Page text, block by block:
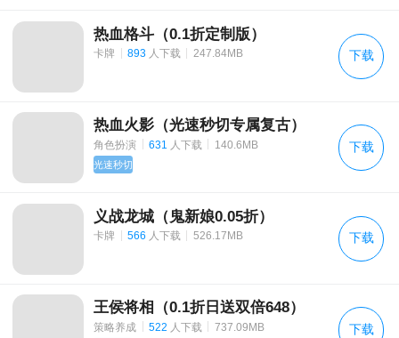
热血格斗（0.1折定制版）
卡牌 | 893 人下载 | 247.84MB 下载
热血火影（光速秒切专属复古）
角色扮演 631 人下载 140.6MB
光速秒切
下载
义战龙城（鬼新娘0.05折）
卡牌 | 566 人下载 | 526.17MB 下载
王侯将相（0.1折日送双倍648）
策略养成 522 人下载 737.09MB 下载